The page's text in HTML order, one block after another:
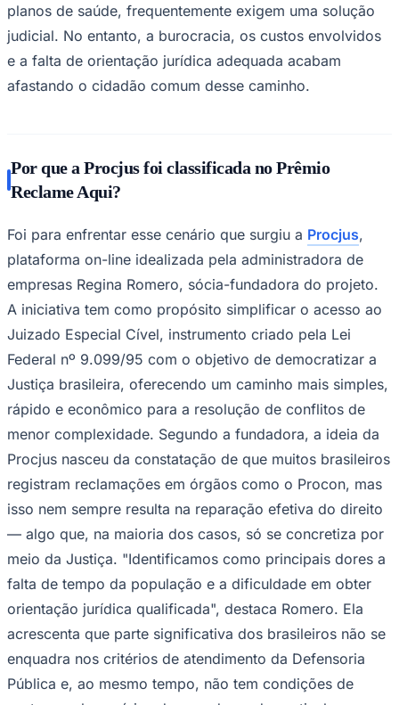
Corinthians
Palmeiras
planos de saúde, frequentemente exigem uma solução
judicial. No entanto, a burocracia, os custos envolvidos
e a falta de orientação jurídica adequada acabam
afastando o cidadão comum desse caminho.
Por que a Procjus foi classificada no Prêmio
Reclame Aqui?
Foi para enfrentar esse cenário que surgiu a Procjus,
plataforma on-line idealizada pela administradora de
empresas Regina Romero, sócia-fundadora do projeto.
A iniciativa tem como propósito simplificar o acesso ao
Juizado Especial Cível, instrumento criado pela Lei
Federal nº 9.099/95 com o objetivo de democratizar a
Justiça brasileira, oferecendo um caminho mais simples,
rápido e econômico para a resolução de conflitos de
menor complexidade. Segundo a fundadora, a ideia da
Procjus nasceu da constatação de que muitos brasileiros
registram reclamações em órgãos como o Procon, mas
isso nem sempre resulta na reparação efetiva do direito
— algo que, na maioria dos casos, só se concretiza por
meio da Justiça. "Identificamos como principais dores a
falta de tempo da população e a dificuldade em obter
orientação jurídica qualificada", destaca Romero. Ela
acrescenta que parte significativa dos brasileiros não se
enquadra nos critérios de atendimento da Defensoria
Pública e, ao mesmo tempo, não tem condições de